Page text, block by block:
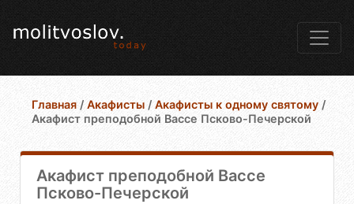
Главная / Акафисты /Акафисты к одному святому /
Акафист преподобной Вассе Псково-Печерской
Акафист преподобной Вассе
Псково-Печерской